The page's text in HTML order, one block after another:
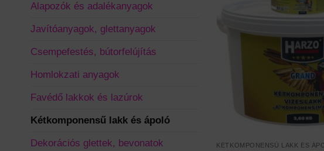
Alapozók és adalékanyagok
Javítóanyagok, glettanyagok
Csempefestés, bútorfelújítás
Homlokzati anyagok
Favédő lakkok és lazúrok
Kétkomponensű lakk és ápoló
Dekorációs glettek, bevonatok KÉTKOMPONENSŰ LAKK ÉS